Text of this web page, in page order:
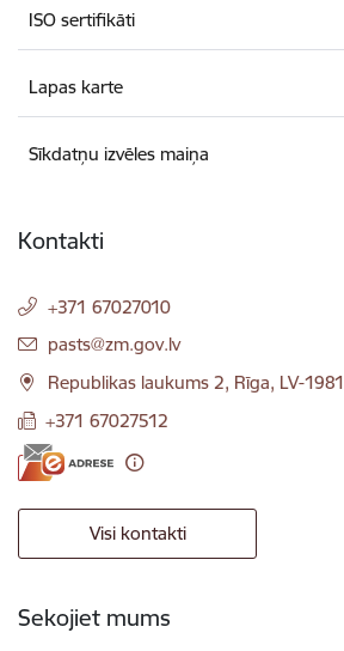
ISO sertifikāti
Lapas karte
Sīkdatņu izvēles maiņa
Kontakti
+371 67027010
E-pasts:
pasts@zm.gov.lv
Republikas laukums 2, Rīga, LV-1981
+371 67027512
Visi kontakti
Sekojiet mums